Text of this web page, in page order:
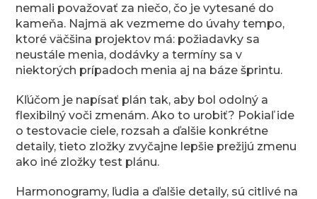
nemali považovať za niečo, čo je vytesané do
kameňa. Najmä ak vezmeme do úvahy tempo,
ktoré väčšina projektov má: požiadavky sa
neustále menia, dodávky a termíny sa v
niektorých prípadoch menia aj na báze šprintu.
Kľúčom je napísať plán tak, aby bol odolný a
flexibilný voči zmenám. Ako to urobiť? Pokiaľ ide
o testovacie ciele, rozsah a ďalšie konkrétne
detaily, tieto zložky zvyčajne lepšie prežijú zmenu
ako iné zložky test plánu.
Harmonogramy, ľudia a ďalšie detaily, sú citlivé na